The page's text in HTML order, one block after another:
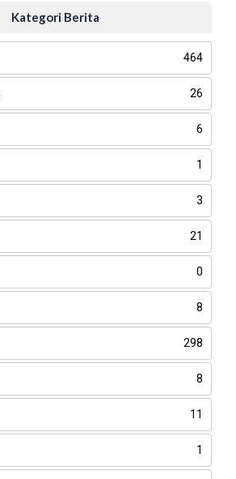
Kategori Berita
464
26
6
1
3
21
0
8
298
8
11
1